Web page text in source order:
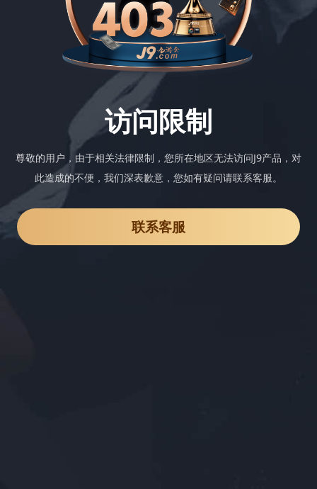
访问限制
尊敬的用户，由于相关法律限制，您所在地区无法访问J9产品，对
此造成的不便，我们深表歉意，您如有疑问请联系客服。
联系客服